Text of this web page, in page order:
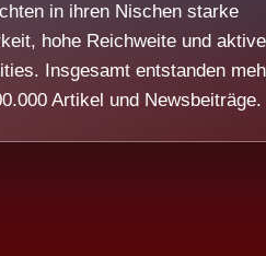
in ihren Nischen starke
hohe Reichweite und aktive
Insgesamt entstanden
Artikel und Newsbeiträge.